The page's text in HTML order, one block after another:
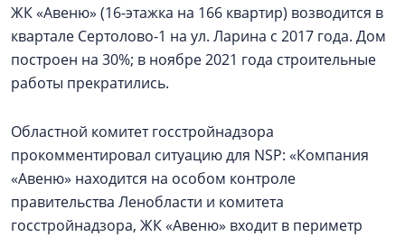
ЖК «Авеню» (16-этажка на 166 квартир) возводится в
квартале Сертолово-1 на ул. Ларина с 2017 года. Дом
построен на 30%; в ноябре 2021 года строительные
работы прекратились.
Областной комитет госстройнадзора
прокомментировал ситуацию для NSP: «Компания
«Авеню» находится на особом контроле
правительства Ленобласти и комитета
госстройнадзора, ЖК «Авеню» входит в периметр